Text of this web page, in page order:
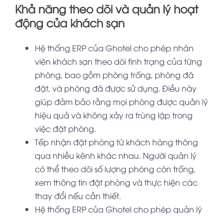
Khả năng theo dõi và quản lý hoạt
động của khách sạn
Hệ thống ERP của Ghotel cho phép nhân
viên khách sạn theo dõi tình trạng của từng
phòng, bao gồm phòng trống, phòng đã
đặt, và phòng đã được sử dụng. Điều này
giúp đảm bảo rằng mọi phòng được quản lý
hiệu quả và không xảy ra trùng lặp trong
việc đặt phòng.
Tếp nhận đặt phòng từ khách hàng thông
qua nhiều kênh khác nhau. Người quản lý
có thể theo dõi số lượng phòng còn trống,
xem thông tin đặt phòng và thực hiện các
thay đổi nếu cần thiết.
Hệ thống ERP của Ghotel cho phép quản lý